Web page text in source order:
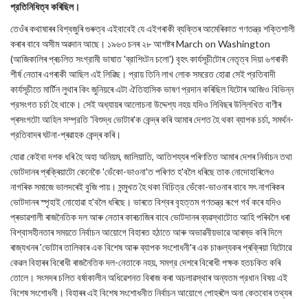
প্রতিনিধিত্ব কৰিছিল।
তেওঁৰ কথাষাৰৰ বিশ্বজুৰি গুৰুত্ব এইবাবেই যে এইগৰাকী ব্যক্তিৰ আমেৰিকাত গণতন্ত্র শক্তিশালী
কৰাৰ বাবে অসীম অৱদান আছে। ১৯৬৩ চনৰ ২৮ আগষ্টৰ March on Washington
(আজিকালিৰ প্ৰচলিত সংগ্রামী ভাষাত 'ব্রাশিংটন চলো') বৃহৎ কাৰ্যসূচীটোৰ নেতৃত্ব দিয়া ৬গৰাকী
শীর্ষ নেতাৰ এগৰাকী আছিল এই লিৱিছ। প্রায় তিনি লাখ লোক সমরেত হোৱা সেই প্রতিবাদী
কাৰ্যসূচীতে মার্টিন লুথাৰ কিং জুনিয়ৰে এটা ঐতিহাসিক ভাষণ প্রদান কৰিছিল যিটোৰ আজিও বিভিন্ন
প্রসংগত চর্চা হৈ থাকে। সেই অধ্যায়ৰ আলোচনা উদ্দেশ্য নহয় যদিও লিবিছৰ উল্লিখিত বাণীৰ
প্ৰসংগটো আহিল সম্প্রতি 'বিশুদ্ধ ভোটাৰ'ক কেন্দ্ৰ কৰি আমাৰ দেশত হৈ থকা ব্যাপক চর্চা, সমর্থন-
প্রতিবাদৰ ঘটনা-প্ৰৱাহক কেন্দ্ৰ কৰি।
যোৱা কেইবা দশক ধৰি হৈ অহা অনিয়ম, জালিয়াতি, আতিশয্যৰ পৰিণতিত আমাৰ দেশৰ নিৰ্বাচন তথা
ভোটদানৰ প্ৰক্ৰিয়াটো কেনেকৈ 'ভেঁকো-ভাওনা'ত পৰিণত হ'বলৈ ধৰিছে তাক নোদোহাৰিলেও
নাগৰিক সমাজে ভালদৰেই বুজি পায়। সন্মুখত হৈ থকা বিচিত্র ভেঁকো-ভাওনাৰ বাবে সৎ নাগৰিকৰ
ভোটদানৰ স্পৃহাই নোহোৱা হ'বলৈ ধৰিছে। ভাৰতে বিশ্বৰ বৃহত্তম গণতন্ত্র ৰূপে গর্ব কৰে যদিও
প্ৰভাৱশালী ৰাজনৈতিক দল আৰু নেতাৰ কাৰচাজিৰ বাবে ভোটদানৰ ব্যৱস্থাটোত আহি পৰিবলৈ ধৰা
বিশ্বাসহীনতাৰ সময়তে নির্বাচন আয়োগে বিহাৰত হঠাতে আৰু অভাৱনীয়ভাৱে আৰম্ভ কৰি দিলে
ৰাজ্যখনৰ 'ভোটাৰ তালিকাৰ এক বিশেষ আৰু ব্যাপক সংশোধনী'ৰ এক চাঞ্চল্যকৰ প্ৰক্ৰিয়া যিটোৱে
কেৱল বিহাৰৰ বিৰোধী ৰাজনৈতিক দল-নেতাকে নহয়, সমগ্র দেশৰে বিৰোধী পক্ষক হতচকিত কৰি
তোলে। সংসদৰ চলিত বর্ষাকালীন অধিৱেশনত বিৰাজ কৰা অচলাৱস্থাৰ অন্যতম প্রধান বিষয় এই
বিশেষ সংশোধনী। বিহাৰৰ এই বিশেষ সংশোধনীত নির্বাচন আয়োগে পোহৰলৈ অনা কেতবোৰ তথ্যৰ